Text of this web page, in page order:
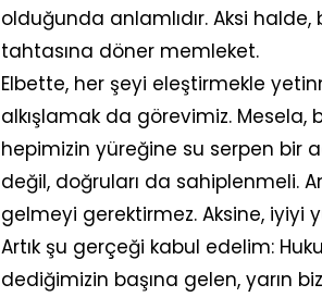
olduğunda anlamlıdır. Aksi
tahtasına döner memleket.
Elbette, her şeyi eleştirmekle
alkışlamak da görevimiz.
hepimizin yüreğine su serpen bir
değil, doğruları da sahiplenmeli.
gelmeyi gerektirmez. Aksine, iyiyi
Artık şu gerçeği kabul edelim:
dediğimizin başına gelen, yarın